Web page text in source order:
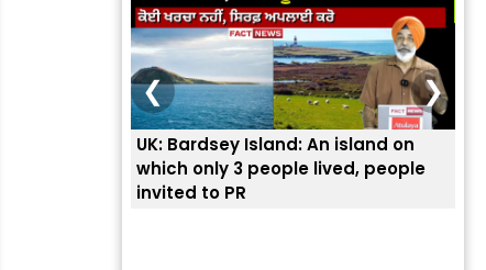
UK: Bardsey Island: An island on
which only 3 people lived, people
invited to PR
❮ ❯